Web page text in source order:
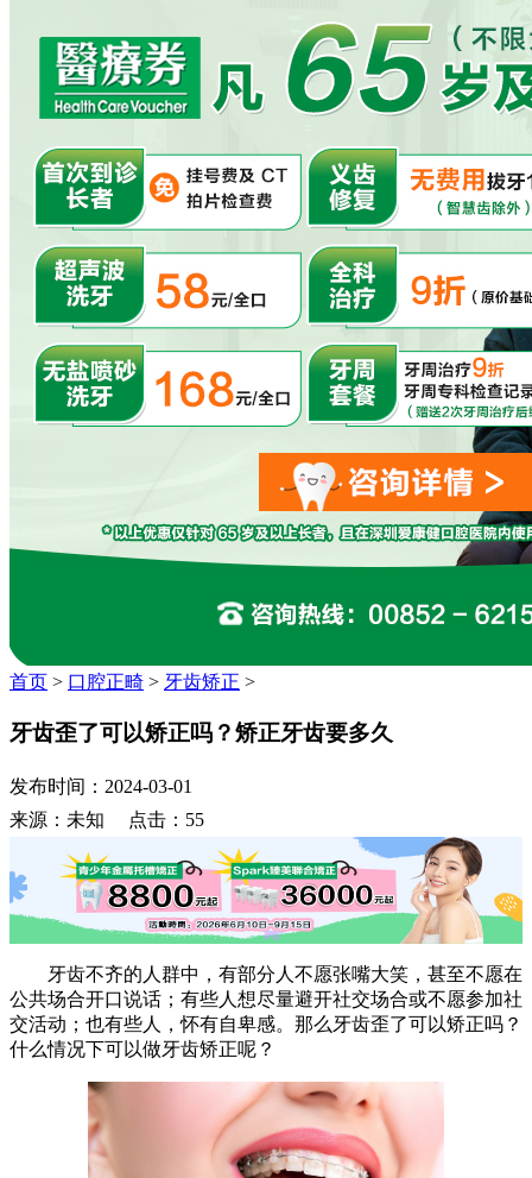
首页 > 口腔正畸 > 牙齿矫正 >
牙齿歪了可以矫正吗？矫正牙齿要多久
发布时间：2024-03-01
来源：未知 点击：55
牙齿不齐的人群中，有部分人不愿张嘴大笑，甚至不愿在
公共场合开口说话；有些人想尽量避开社交场合或不愿参加社
交活动；也有些人，怀有自卑感。那么牙齿歪了可以矫正吗？
什么情况下可以做牙齿矫正呢？